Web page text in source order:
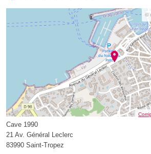
©
Cave 1990
21 Av. Général Leclerc
83990 Saint-Tropez